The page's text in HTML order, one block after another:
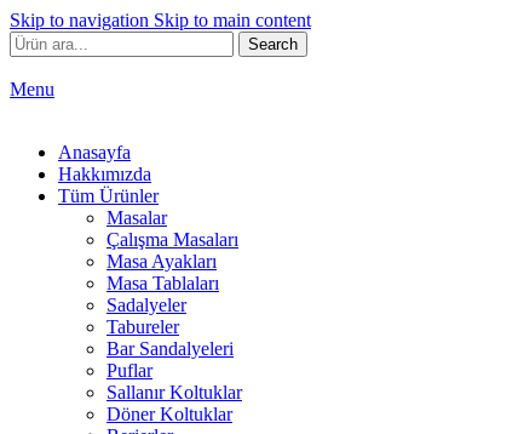
Skip to navigation Skip to main content
Search
Menu
Anasayfa
Hakkımızda
Tüm Ürünler
Masalar
Çalışma Masaları
Masa Ayakları
Masa Tablaları
Sadalyeler
Tabureler
Bar Sandalyeleri
Puflar
Sallanır Koltuklar
Döner Koltuklar